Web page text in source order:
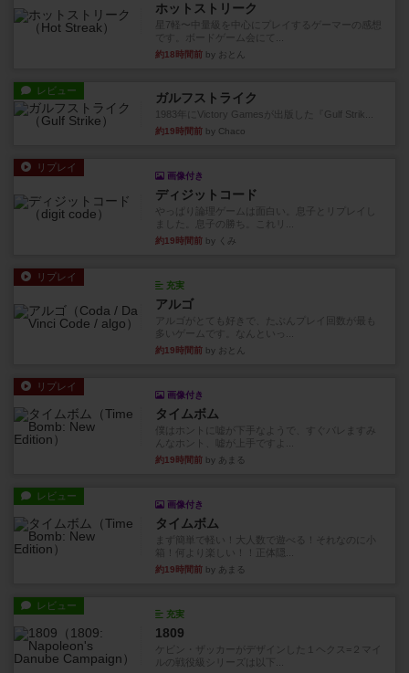
ホットストリーク
星7軽〜中量級を中心にプレイするゲーマーの感想
です。ボードゲーム会にて...
約18時間前 by おとん
レビュー ガルフストライク
1983年にVictory Gamesが出版した『Gulf Strik...
約19時間前 by Chaco
リプレイ
画像付き
ディジットコード
やっぱり論理ゲームは面白い。息子とリプレイし
ました。息子の勝ち。これリ...
約19時間前 by くみ
リプレイ
充実
アルゴ
アルゴがとても好きで、たぶんプレイ回数が最も
多いゲームです。なんといっ...
約19時間前 by おとん
リプレイ
画像付き
タイムボム
僕はホントに嘘が下手なようで、すぐバレますみ
んなホント、嘘が上手ですよ...
約19時間前 by あまる
レビュー
画像付き
タイムボム
まず簡単で軽い！大人数で遊べる！それなのに小
箱！何より楽しい！！正体隠...
約19時間前 by あまる
レビュー
充実
1809
ケビン・ザッカーがデザインした１ヘクス=２マイ
ルの戦役級シリーズは以下...